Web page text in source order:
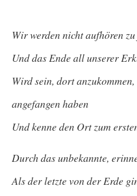
Wir werden nicht aufhören
Und das Ende all unserer
Wird sein, dort
angefangen haben
Und kenne den Ort zum
Durch das unbekannte,
Als der letzte von der Erde